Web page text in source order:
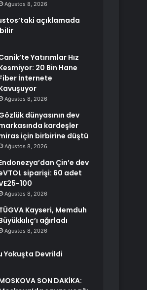
Ağustos 8, 2026
açıklamada
Yatırımlar Hız
20 Bin Hane
İnternete
Ağustos 8, 2026
dünyasının dev
kardeşler
için birbirine düştü
Ağustos 8, 2026
Çin’e dev
siparişi: 60 adet
100
Ağustos 8, 2026
Kayseri, Memduh
ağırladı
Ağustos 8, 2026
Yokuşta Devrildi
SON DAKİKA: